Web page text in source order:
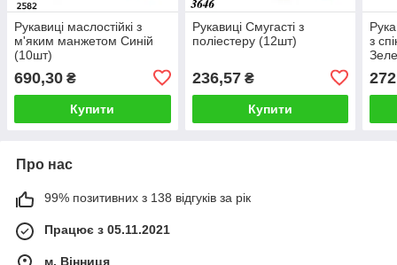
Рукавиці маслостійкі з
м'яким манжетом Синій
(10шт)
690,30 ₴
Купити
Рукавиці Смугасті з
поліестеру (12шт)
236,57₴
Купити
з
Про нас
99% позитивних з 138 відгуків за рік
Працює з 05.11.2021
м. Вінниця